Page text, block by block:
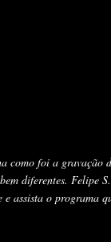
foi a gravação
diferentes.
assista o programa